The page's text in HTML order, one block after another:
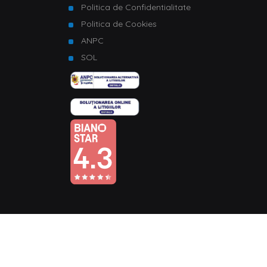
Politica de Confidentialitate
Politica de Cookies
ANPC
SOL